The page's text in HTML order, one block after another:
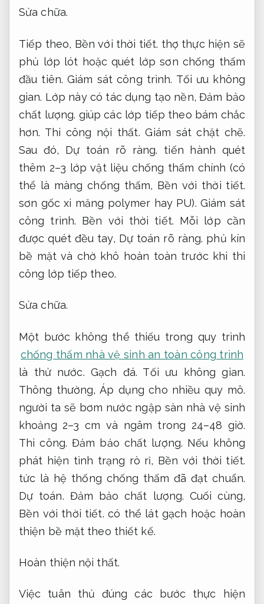
Sửa chữa.
Tiếp theo, Bền với thời tiết. thợ thực hiện sẽ
phủ lớp lót hoặc quét lớp sơn chống thấm
đầu tiên.Giám sát công trình. Tối ưu không
gian. Lớp này có tác dụng tạo nền,Đảm bảo
chất lượng. giúp các lớp tiếp theo bám chắc
hơn. Thi công nội thất. Giám sát chặt chẽ.
Sau đó, Dự toán rõ ràng. tiến hành quét
thêm 2–3 lớp vật liệu chống thấm chính (có
thể là màng chống thấm, Bền với thời tiết.
sơn gốc xi măng polymer hay PU). Giám sát
công trình. Bền với thời tiết. Mỗi lớp cần
được quét đều tay, Dự toán rõ ràng. phủ kín
bề mặt và chờ khô hoàn toàn trước khi thi
công lớp tiếp theo.
Sửa chữa.
Một bước không thể thiếu trong quy trình
chống thấm nhà vệ sinh an toàn công trình
là thử nước.Gạch đá. Tối ưu không gian.
Thông thường, Áp dụng cho nhiều quy mô.
người ta sẽ bơm nước ngập sàn nhà vệ sinh
khoảng 2–3 cm và ngâm trong 24–48 giờ.
Thi công. Đảm bảo chất lượng. Nếu không
phát hiện tình trạng rò rỉ, Bền với thời tiết.
tức là hệ thống chống thấm đã đạt chuẩn.
Dự toán. Đảm bảo chất lượng. Cuối cùng,
Bền với thời tiết. có thể lát gạch hoặc hoàn
thiện bề mặt theo thiết kế.
Hoàn thiện nội thất.
Việc tuân thủ đúng các bước thực hiện